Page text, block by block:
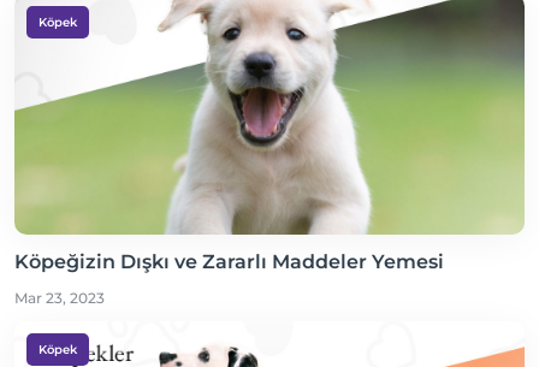
Köpek
Köpeğizin Dışkı ve Zararlı Maddeler Yemesi
Mar 23, 2023
Köpek